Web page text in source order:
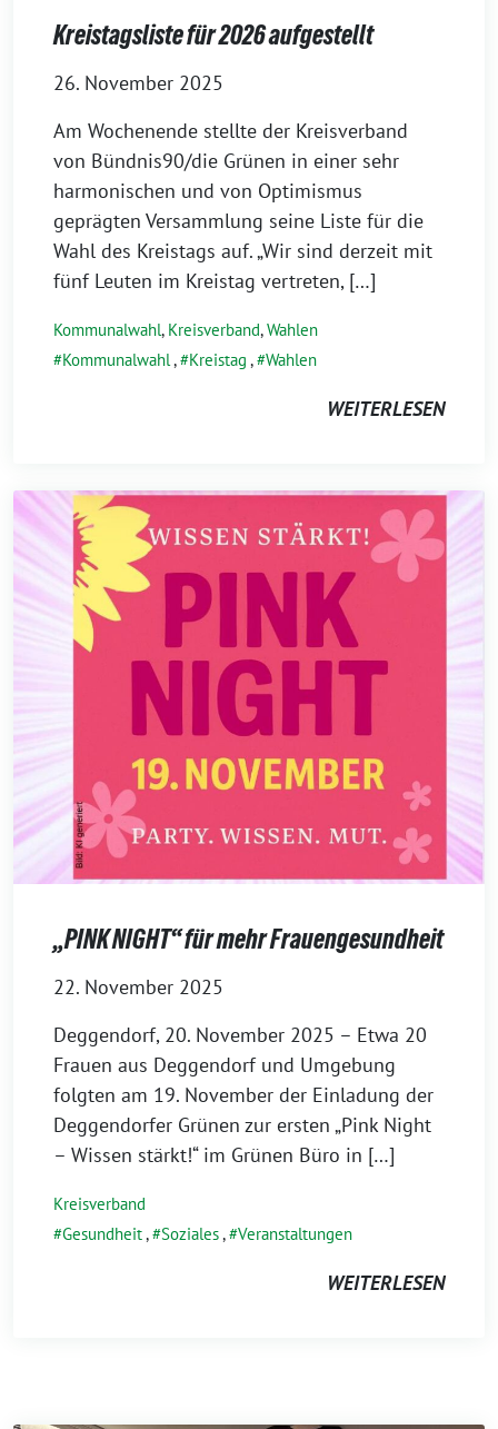
Kreistagsliste für 2026 aufgestellt
26. November 2025
Am Wochenende stellte der Kreisverband
von Bündnis90/die Grünen in einer sehr
harmonischen und von Optimismus
geprägten Versammlung seine Liste für die
Wahl des Kreistags auf. „Wir sind derzeit mit
fünf Leuten im Kreistag vertreten, […]
Kommunalwahl, Kreisverband,Wahlen
Kommunalwahl, Kreistag , Wahlen
WEITERLESEN
„PINK NIGHT“ für mehr Frauengesundheit
22. November 2025
Deggendorf, 20. November 2025 – Etwa 20
Frauen aus Deggendorf und Umgebung
folgten am 19. November der Einladung der
Deggendorfer Grünen zur ersten „Pink Night
– Wissen stärkt!“ im Grünen Büro in […]
Kreisverband
Gesundheit, Soziales, Veranstaltungen
WEITERLESEN